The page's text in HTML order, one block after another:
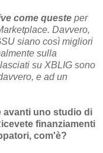
come queste per
Davvero,
siano così migliori
sulla
su XBLIG sono
e ad un
avanti uno studio di
finanziamenti
com'è?